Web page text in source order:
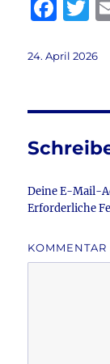
F
c
b
o
o
k
T
it
r
Veröffentlicht
24. April 2026
Deine E-Mail-
Erforderliche
KOMMENTAR